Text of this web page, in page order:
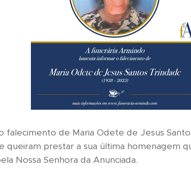
falecimento de Maria Odete de Jesus
queiram prestar a sua última homenagem
Nossa Senhora da Anunciada.